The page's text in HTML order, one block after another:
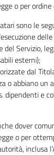
o per ordine
sono le
del Servizio,
esterni);
dal
o abbiano un
dipendenti e
dover
o per
inclusa